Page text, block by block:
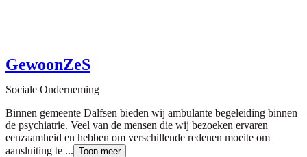
GewoonZeS
Sociale Onderneming
Binnen gemeente Dalfsen bieden wij ambulante begeleiding binnen
de psychiatrie. Veel van de mensen die wij bezoeken ervaren
eenzaamheid en hebben om verschillende redenen moeite om
aansluiting te ... Toon meer